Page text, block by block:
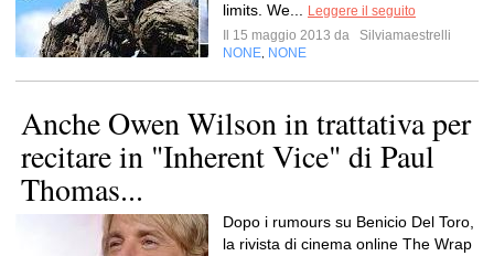
limits. We...
Leggere il seguito
Il 15 maggio 2013 da
Silviamaestrelli
NONE NONE
Anche Owen Wilson in trattativa per
recitare in "Inherent Vice" di Paul
Thomas...
Dopo i rumours su Benicio Del Toro,
la rivista di cinema online The Wrap